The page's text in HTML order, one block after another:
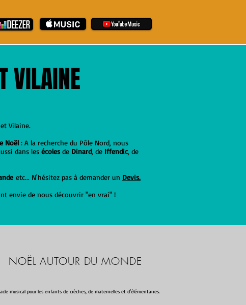
VILAINE
Vilaine.
Noël : A la recherche du Pôle Nord, nous
dans les écoles de Dinard, de Iffendic, de
etc... N'hésitez pas à demander un Devis.
envie de nous découvrir "en vrai" !
NOËL AUTOUR DU MONDE
musical pour les enfants de crèches, de maternelles et d'élémentaires.